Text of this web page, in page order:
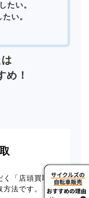
たい。
い。
め！
く「店頭買取」
法です。